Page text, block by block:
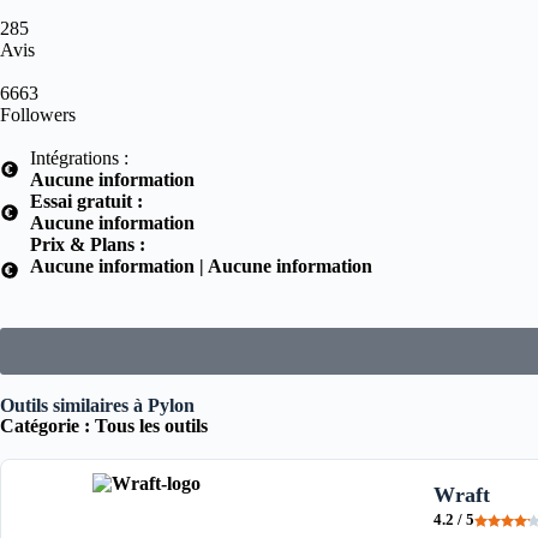
285
Avis
6663
Followers
Intégrations :
Aucune information
Essai gratuit :
Aucune information
Prix & Plans :
Aucune information | Aucune information
Outils similaires à Pylon
Catégorie : Tous les outils
Wraft
4.2 / 5